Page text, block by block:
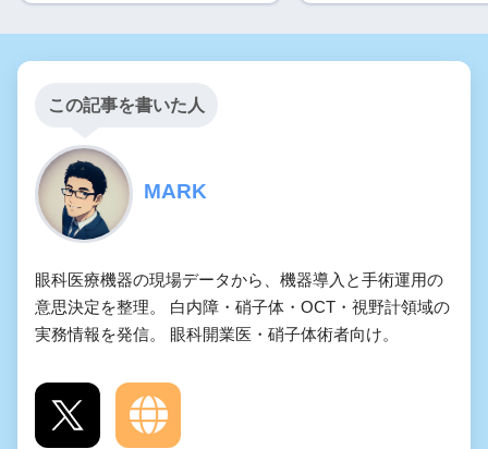
この記事を書いた人
MARK
眼科医療機器の現場データから、機器導入と手術運用の
意思決定を整理。 白内障・硝子体・OCT・視野計領域の
実務情報を発信。 眼科開業医・硝子体術者向け。